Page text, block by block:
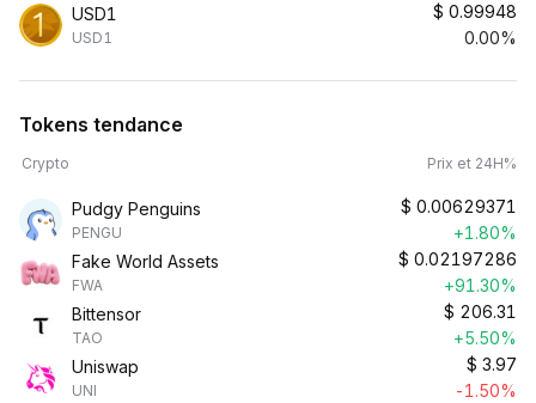
USD1
USD1
$ 0.99948
0.00%
Tokens tendance
Crypto Prix et 24H%
Pudgy Penguins
PENGU
$ 0.00629371
+1.80%
Fake World Assets
FWA
$ 0.02197286
+91.30%
Bittensor
TAO
$ 206.31
+5.50%
Uniswap
UNI
$ 3.97
-1.50%